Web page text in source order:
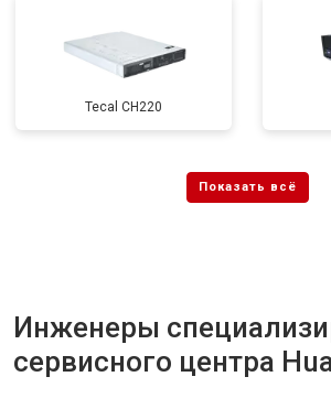
Tecal CH220
Инженеры
сервисного центра